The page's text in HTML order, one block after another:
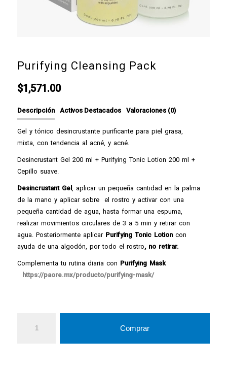
Purifying Cleansing Pack
$1,571.00
Descripción Activos Destacados Valoraciones (0)
Gel y tónico desincrustante purificante para piel grasa,
mixta, con tendencia al acné, y acné.
Desincrustant Gel 200 ml + Purifying Tonic Lotion 200 ml +
Cepillo suave.
Desincrustant Gel , aplicar un pequeña cantidad en la palma
de la mano y aplicar sobre el rostro y activar con una
pequeña cantidad de agua, hasta formar una espuma,
realizar movimientos circulares de 3 a 5 min y retirar con
agua. Posteriormente aplicar Purifying Tonic Lotion con
ayuda de una algodón, por todo el rostro, no retirar.
Complementa tu rutina diaria con Purifying Mask
https://paore.mx/producto/purifying-mask/
Comprar